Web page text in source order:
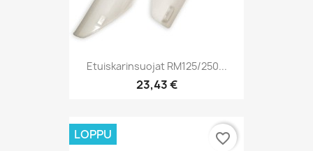
Etuiskarinsuojat RM125/250...
23,43 €
LOPPU favorite_border